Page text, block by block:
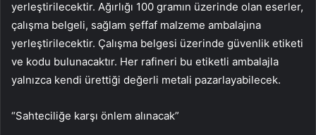
yerleştirilecektir. Ağırlığı 100 gramın üzerinde olan eserler,
çalışma belgeli, sağlam şeffaf malzeme ambalajına
yerleştirilecektir. Çalışma belgesi üzerinde güvenlik etiketi
ve kodu bulunacaktır. Her rafineri bu etiketli ambalajla
yalnızca kendi ürettiği değerli metali pazarlayabilecek.
“Sahteciliğe karşı önlem alınacak”